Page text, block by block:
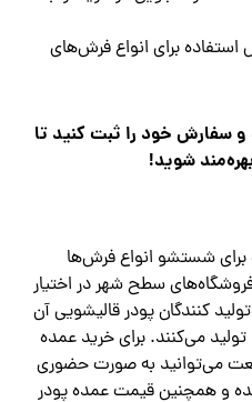
استفاده برای انواع فرش‌های
و سفارش خود را ثبت کنید تا
شوید!
شستشو انواع فرش‌ها
سطح شهر در اختیار
کنندگان پودر قالیشویی آن
می‌کنند. برای خرید عمده
می‌توانید به صورت حضوری
و همچنین قیمت عمده پودر